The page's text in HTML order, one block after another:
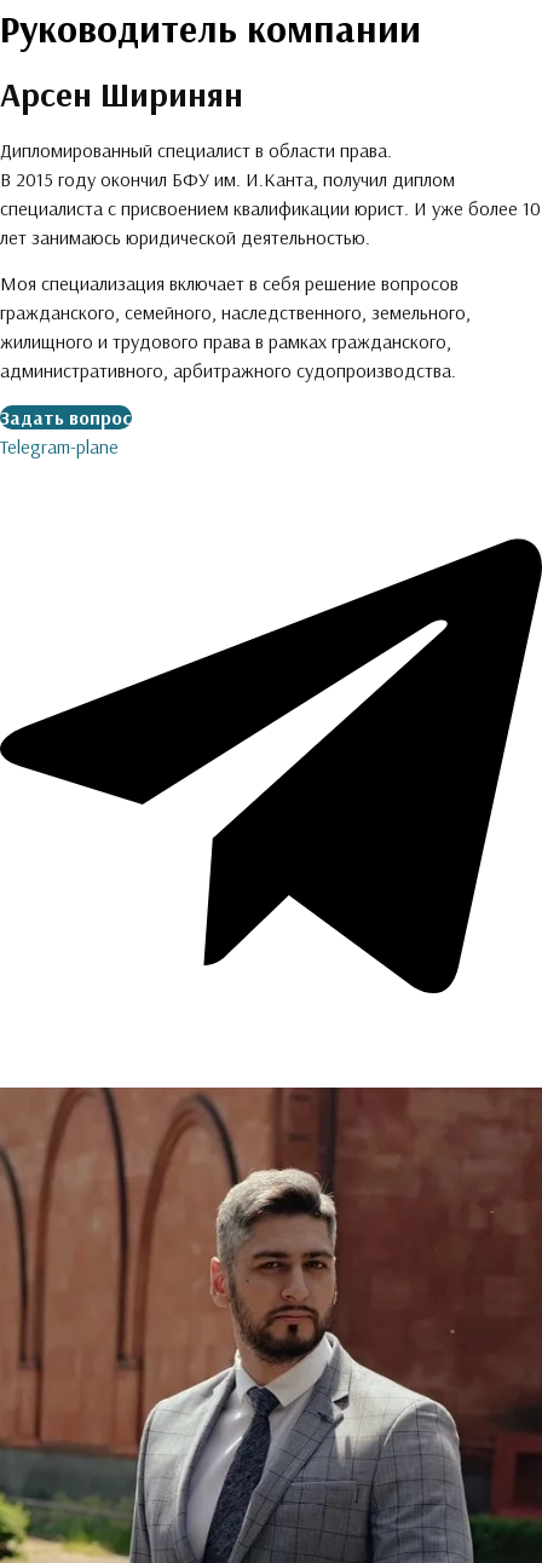
Руководитель компании
Арсен Ширинян​
Дипломированный специалист в области права.
В 2015 году окончил БФУ им. И.Канта, получил диплом
специалиста с присвоением квалификации юрист. И уже более 10
лет занимаюсь юридической деятельностью.
Моя специализация включает в себя решение вопросов
гражданского, семейного, наследственного, земельного,
жилищного и трудового права в рамках гражданского,
административного, арбитражного судопроизводства.
Задать вопрос
Telegram-plane